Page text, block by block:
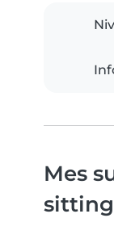
Mes
sitting